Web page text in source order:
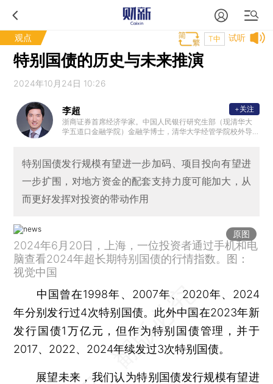
观点 试听
T中
特别国债的历史与未来推演
2024年10月24日 10:26
李超
浙商证券首席经济学家。中国人民银行研究生部（现清华大
学五道口金融学院）金融学博士，清华大学经管学院校外导
（承担全面深化改革领导小组办公室职责），先后参与我国
一系列重大金融改革制度设计。2012年至2013年借调国务院
办公厅秘书二局。2016年加盟华泰证券，曾任华泰证券研究
+关注
特别国债发行规模有望进一步加码、项目投向有望进
一步扩围，对地方资金的配套支持力度可能加大，从
而更好发挥对投资的带动作用
原图
2024年6月20日，上海，一位投资者通过手机和电
脑查看2024年超长期特别国债的行情指数。图：
视觉中国
中国曾在1998年、2007年、2020年、2024
年分别发行过4次特别国债。此外中国在2023年新
发行国债1万亿元，但作为特别国债管理，并于
2017、2022、2024年续发过3次特别国债。
展望未来，我们认为特别国债发行规模有望进